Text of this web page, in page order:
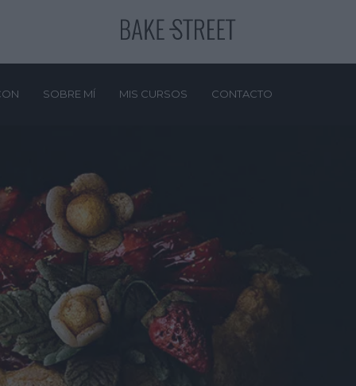
SOBRE MÍ MIS CURSOS CONTACTO